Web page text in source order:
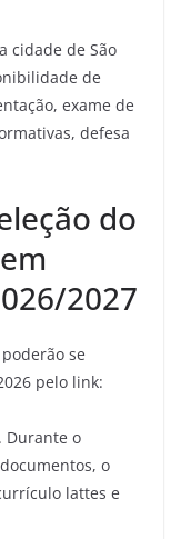
cidade de São
de
exame de
defesa
do
2027
se
pelo link:
. Durante o
o
lattes e